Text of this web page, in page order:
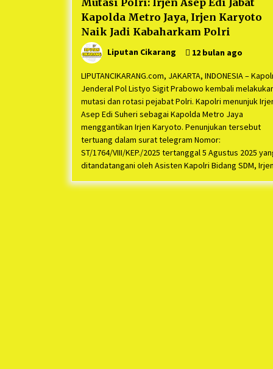
Mutasi Polri: Irjen Asep Edi Jabat
Kapolda Metro Jaya, Irjen Karyoto
Naik Jadi Kabaharkam Polri
Liputan Cikarang 12 bulan ago
LIPUTANCIKARANG.com, JAKARTA, INDONESIA –
Jenderal Pol Listyo Sigit Prabowo kembali
mutasi dan rotasi pejabat Polri. Kapolri menunjuk
Asep Edi Suheri sebagai Kapolda Metro Jaya
menggantikan Irjen Karyoto. Penunjukan tersebut
tertuang dalam surat telegram Nomor:
ST/1764/VIII/KEP./2025 tertanggal 5 Agustus 2025
ditandatangani oleh Asisten Kapolri Bidang SDM,